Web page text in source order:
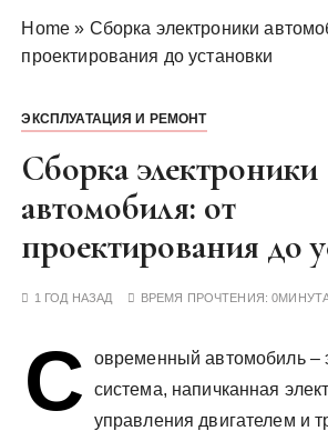
Home » Сборка электроники
проектирования до установки
ЭКСПЛУАТАЦИЯ И РЕМОНТ
Сборка электроники
автомобиля: от
проектирования до
1 ГОД НАЗАД ВРЕМЯ ПРОЧТЕНИЯ:
С
овременный автомобиль –
система, напичканная
управления двигателем и